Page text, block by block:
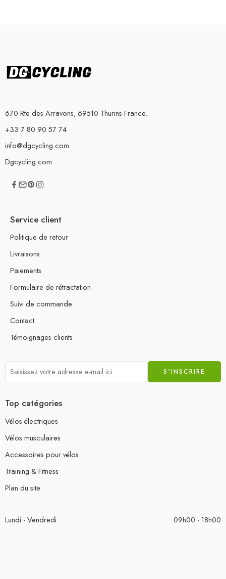
670 Rte des Arravons, 69510 Thurins France.
+33 7 80 90 57 74
info@dgcycling.com
Dgcycling.com
Service client
Politique de retour
Livraisons
Paiements
Formulaire de rétractation
Suivi de commande
Contact
Témoignages clients
Top catégories
Vélos électriques
Vélos musculaires
Accessoires pour vélos
Training & Fitness
Plan du site
Lundi - Vendredi 09h00 - 18h00